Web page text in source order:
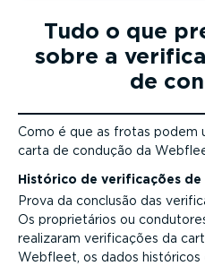
Tudo o que
sobre a
de
Como é que as frotas podem
carta de condução da
Ir para o conteúdo
Histórico de verifi­cações
Prova da conclusão das
Os propri­e­tários ou
realizaram verifi­cações da
Webfleet, os dados históricos